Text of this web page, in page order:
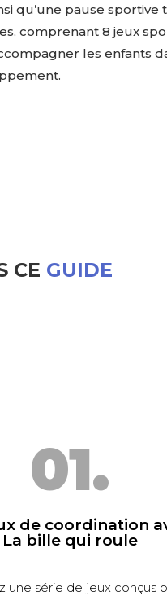
qu’une pause sportive
comprenant 8 jeux
les enfants
CE GUIDE
01.
de coordination
La bille qui roule
une série de jeux conçus